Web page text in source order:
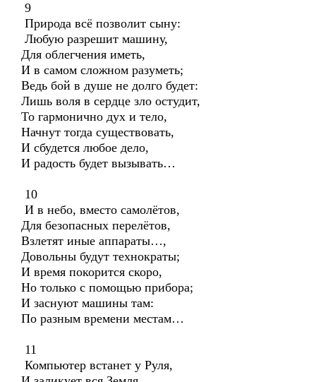
9
Природа всё позволит сыну:
Любую разрешит машину,
Для облегчения иметь,
И в самом сложном разуметь;
Ведь бой в душе не долго будет:
Лишь воля в сердце зло остудит,
То гармонично дух и тело,
Начнут тогда существовать,
И сбудется любое дело,
И радость будет вызывать…
10
И в небо, вместо самолётов,
Для безопасных перелётов,
Взлетят иные аппараты…,
Довольны будут технократы;
И время покорится скоро,
Но только с помощью прибора;
И заснуют машины там:
По разным времени местам…
11
Компьютер встанет у Руля,